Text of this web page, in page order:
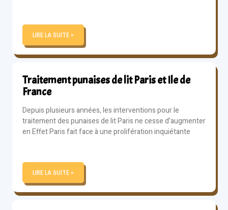
LIRE LA SUITE »
Traitement punaises de lit Paris et Ile de
France
Depuis plusieurs années, les interventions pour le
traitement des punaises de lit Paris ne cesse d’augmenter
en Effet Paris fait face à une prolifération inquiétante
LIRE LA SUITE »